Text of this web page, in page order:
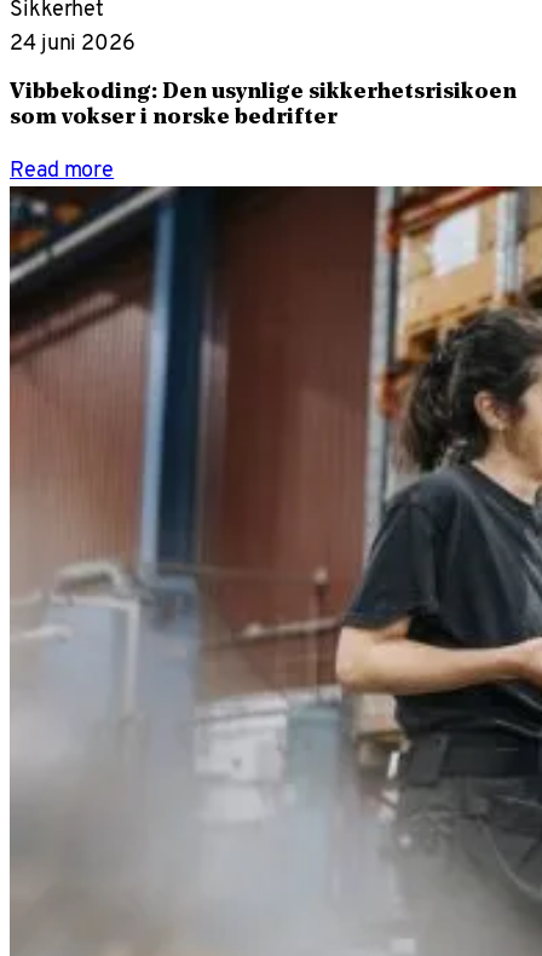
Sikkerhet
24 juni 2026
Vibbekoding: Den usynlige sikkerhetsrisikoen
som vokser i norske bedrifter
Read more